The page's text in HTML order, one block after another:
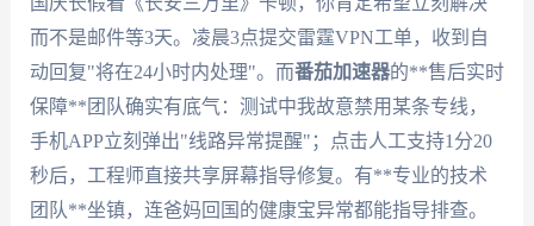
而不是邮件等3天。凌晨3点提交雷霆VPN工单，收到自
动回复"将在24小时内处理"。而番茄加速器的**售后实时
保障**团队确实有底气：测试中我故意禁用某条专线，
手机APP立刻弹出"线路异常提醒"；点击人工支持1分20
秒后，工程师直接共享屏幕指导修复。有**专业的技术
团队**坐镇，连爸妈回国的健康宝异常都能指导排查。